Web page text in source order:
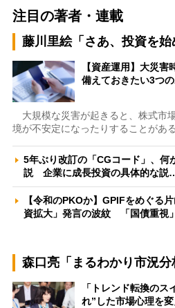
注目の著者・連載
藤川里絵「さあ、投資を始
【資産運用】大災
備えておきたい3つ
大規模な災害が起きると、株式市
境が不安定になったりすることがあ
5年ぶり改訂の「CGコード」、何
説 企業に成長投資の具体的な説
【令和のPKOか】GPIFをめぐる
資拡大」発言の波紋 「国債重視
森口亮「まるわかり市況分
「トレンド転換の
れ”した市場心理を